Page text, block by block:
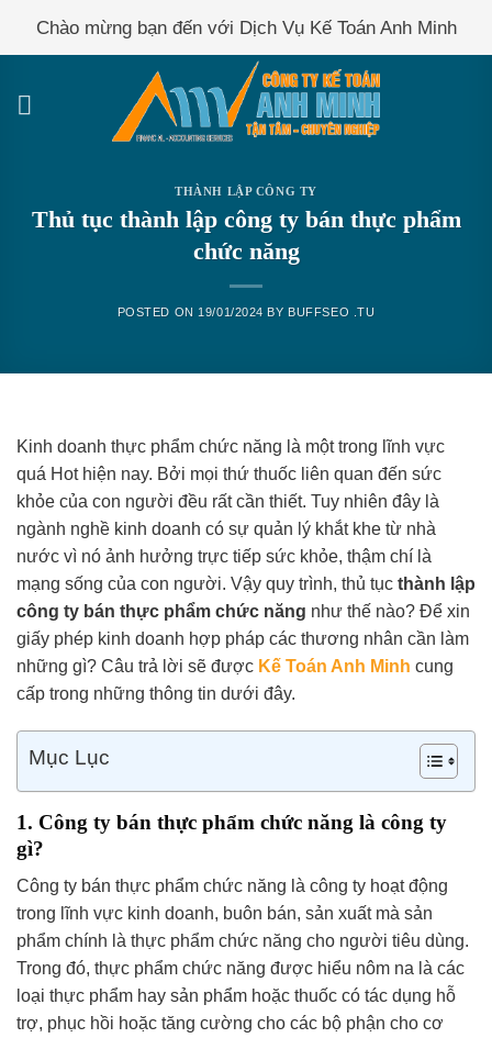
Chào mừng bạn đến với Dịch Vụ Kế Toán Anh Minh
THÀNH LẬP CÔNG TY
Thủ tục thành lập công ty bán thực phẩm
chức năng
POSTED ON 19/01/2024 BY BUFFSEO .TU
Kinh doanh thực phẩm chức năng là một trong lĩnh vực
quá Hot hiện nay. Bởi mọi thứ thuốc liên quan đến sức
khỏe của con người đều rất cần thiết. Tuy nhiên đây là
ngành nghề kinh doanh có sự quản lý khắt khe từ nhà
nước vì nó ảnh hưởng trực tiếp sức khỏe, thậm chí là
mạng sống của con người. Vậy quy trình, thủ tục thành lập
công ty bán thực phẩm chức năng như thế nào? Để xin
giấy phép kinh doanh hợp pháp các thương nhân cần làm
những gì? Câu trả lời sẽ được Kế Toán Anh Minh cung
cấp trong những thông tin dưới đây.
Mục Lục
1. Công ty bán thực phẩm chức năng là công ty
gì?
Công ty bán thực phẩm chức năng là công ty hoạt động
trong lĩnh vực kinh doanh, buôn bán, sản xuất mà sản
phẩm chính là thực phẩm chức năng cho người tiêu dùng.
Trong đó, thực phẩm chức năng được hiểu nôm na là các
loại thực phẩm hay sản phẩm hoặc thuốc có tác dụng hỗ
trợ, phục hồi hoặc tăng cường cho các bộ phận cho cơ